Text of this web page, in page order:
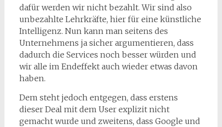
dafür werden wir nicht bezahlt. Wir sind also
unbezahlte Lehrkräfte, hier für eine künstliche
Intelligenz. Nun kann man seitens des
Unternehmens ja sicher argumentieren, dass
dadurch die Services noch besser würden und
wir alle im Endeffekt auch wieder etwas davon
haben.
Dem steht jedoch entgegen, dass erstens
dieser Deal mit dem User explizit nicht
gemacht wurde und zweitens, dass Google und